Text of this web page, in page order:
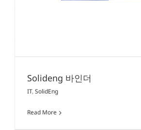
Solideng 바인더
IT, SolidEng
Read More